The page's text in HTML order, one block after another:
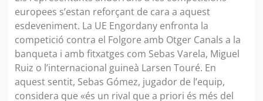
europees s’estan reforçant de cara a aquest
esdeveniment. La UE Engordany enfronta la
competició contra el Folgore amb Otger Canals a la
banqueta i amb fitxatges com Sebas Varela, Miguel
Ruiz o l’internacional guineà Larsen Touré. En
aquest sentit, Sebas Gómez, jugador de l’equip,
considera que «és un rival que a priori és més del